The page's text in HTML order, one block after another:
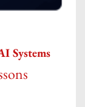
Systems